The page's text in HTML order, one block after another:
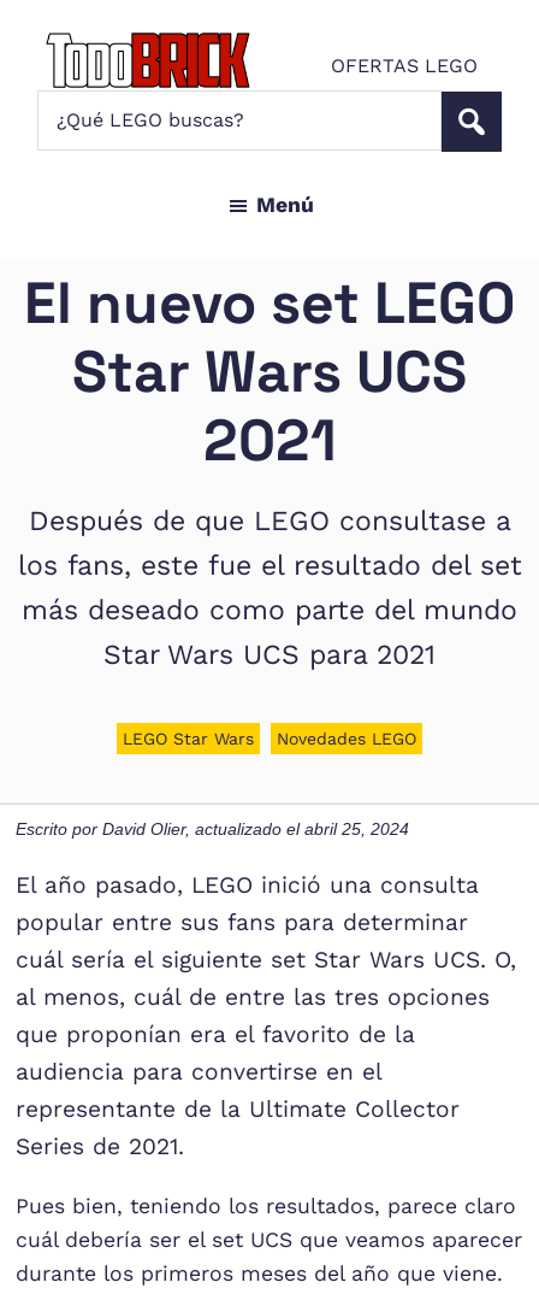
contenido
principal
página
Brick
OFERTAS LEGO
Noticias
Star
Wars
amantes
Menú
El nuevo set LEGO
Star Wars UCS
2021
Después de que LEGO consultase a
los fans, este fue el resultado del set
más deseado como parte del mundo
Star Wars UCS para 2021
LEGO Star Wars Novedades LEGO
Escrito porDavid Olier, actualizado elabril 25, 2024
El año pasado, LEGO inició una consulta
popular entre sus fans para determinar
cuál sería el siguiente set Star Wars UCS. O,
al menos, cuál de entre las tres opciones
que proponían era el favorito de la
audiencia para convertirse en el
representante de la Ultimate Collector
Series de 2021.
Pues bien, teniendo los resultados, parece claro
cuál debería ser el set UCS que veamos aparecer
durante los primeros meses del año que viene.